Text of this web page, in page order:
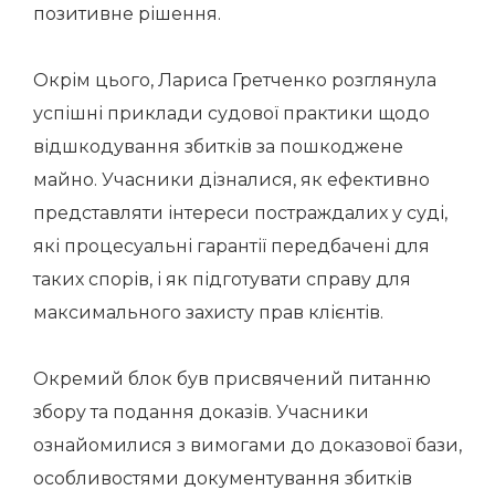
позитивне рішення.
Окрім цього, Лариса Гретченко розглянула
успішні приклади судової практики щодо
відшкодування збитків за пошкоджене
майно. Учасники дізналися, як ефективно
представляти інтереси постраждалих у суді,
які процесуальні гарантії передбачені для
таких спорів, і як підготувати справу для
максимального захисту прав клієнтів.
Окремий блок був присвячений питанню
збору та подання доказів. Учасники
ознайомилися з вимогами до доказової бази,
особливостями документування збитків